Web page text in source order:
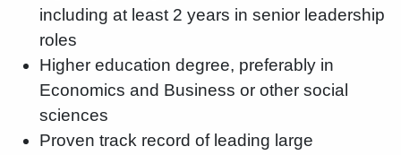
including at least 2 years in senior leadership
roles
Higher education degree, preferably in
Economics and Business or other social
sciences
Proven track record of leading large